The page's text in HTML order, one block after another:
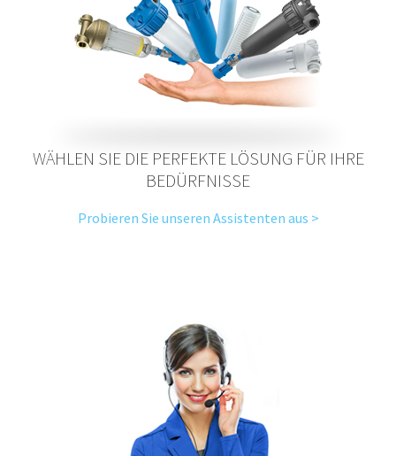
WÄHLEN SIE DIE PERFEKTE LÖSUNG FÜR IHRE
BEDÜRFNISSE
Probieren Sie unseren Assistenten aus >